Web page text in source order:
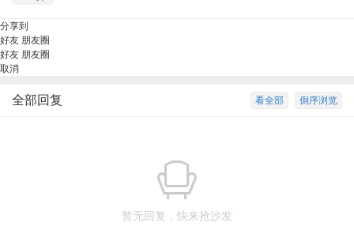
分享到
好友 朋友圈
好友 朋友圈
取消
倒序浏览
看全部
全部回复
暂无回复，快来抢沙发